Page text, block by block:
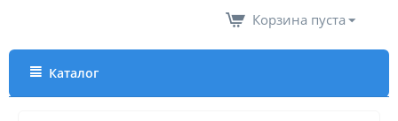
Корзина пуста
Каталог